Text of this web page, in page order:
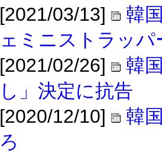
[2021/03/13]
韓
ェミニストラッパ
[2021/02/26]
韓
し」決定に抗告
[2020/12/10]
韓
ろ